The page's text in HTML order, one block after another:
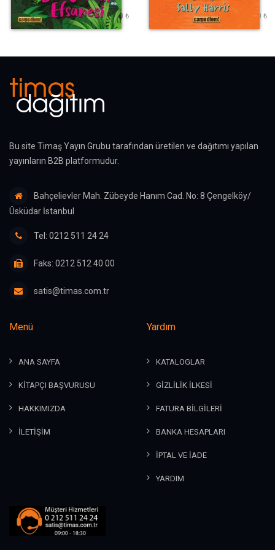
Rudyard Kipling
Etiket Fiyatı : 220,00 ₺
Sally Harris
Etiket Fiyatı : 250,00 ₺
Bu site Timaş Yayın Grubu tarafından üretilen ve dağıtımı yapılan
yayınların B2B platformudur.
Bahçelievler Mah. Zübeyde Hanım Cad. No: 8 Çengelköy/
Üsküdar İstanbul
Tel: 0212 511 24 24
Faks: 0212 512 40 00
satis@timas.com.tr
Menü
ANA SAYFA
KİTAPÇI BAŞVURUSU
HAKKIMIZDA
İLETİŞİM
Yardım
KATALOGLAR
GİZLİLİK İLKESİ
FATURA BİLGİLERİ
BANKA HESAPLARI
İPTAL VE İADE
YARDIM